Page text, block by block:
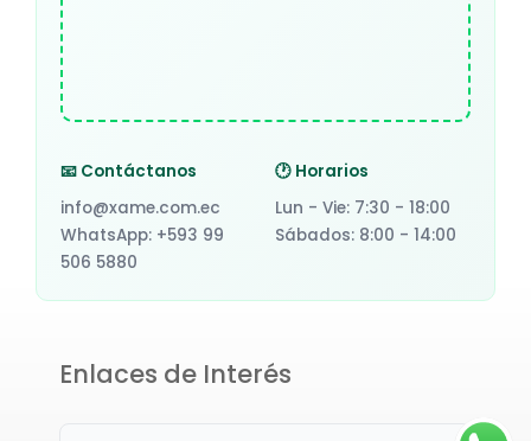
📧 Contáctanos
info@xame.com.ec
WhatsApp: +593 99
506 5880
🕐 Horarios
Lun - Vie: 7:30 - 18:00
Sábados: 8:00 - 14:00
Enlaces de Interés